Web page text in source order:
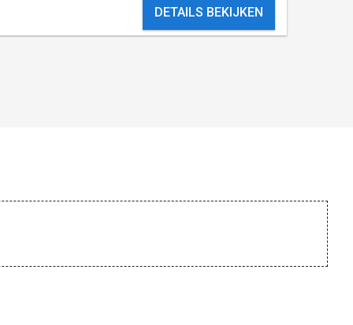
DETAILS BEKIJKEN